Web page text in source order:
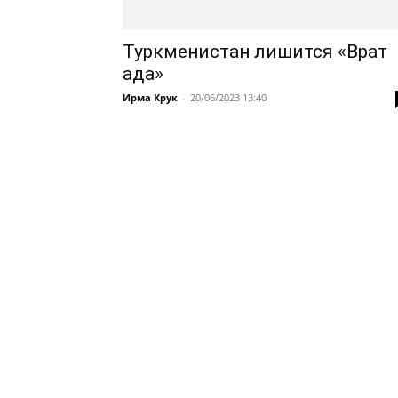
Туркменистан лишится «Врат
ада»
Ирма Крук - 20/06/2023 13:40